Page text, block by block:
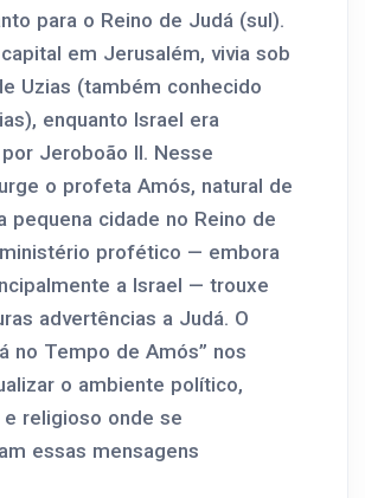
para o Reino de Judá (sul).
em Jerusalém, vivia sob
Uzias (também conhecido
enquanto Israel era
Jeroboão II. Nesse
o profeta Amós, natural de
pequena cidade no Reino de
profético — embora
a Israel — trouxe
advertências a Judá. O
no Tempo de Amós” nos
o ambiente político,
religioso onde se
essas mensagens